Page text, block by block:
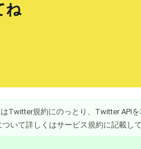
ね
Twitter規約にのっとり、Twitter API
いて詳しくはサービス規約に記載して